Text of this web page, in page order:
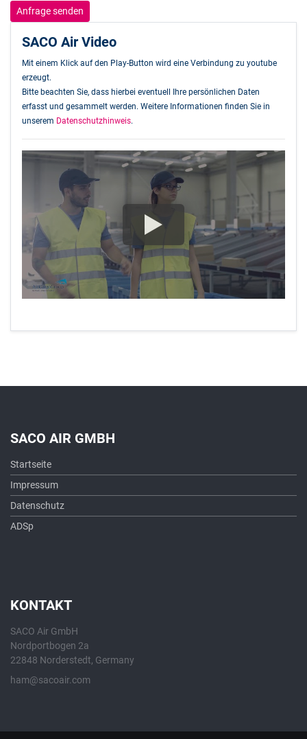
Anfrage senden
SACO Air Video
Mit einem Klick auf den Play-Button wird eine Verbindung zu youtube
erzeugt.
Bitte beachten Sie, dass hierbei eventuell Ihre persönlichen Daten
erfasst und gesammelt werden. Weitere Informationen finden Sie in
unserem Datenschutzhinweis.
SACO AIR GMBH
Startseite
Impressum
Datenschutz
ADSp
KONTAKT
SACO Air GmbH
Nordportbogen 2a
22848 Norderstedt, Germany
ham@sacoair.com